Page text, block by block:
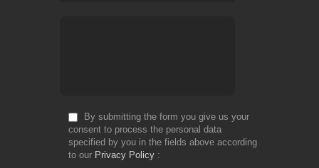
By submitting the form you give us your
consent to process the personal data
specified by you in the fields above according
to our Privacy Policy